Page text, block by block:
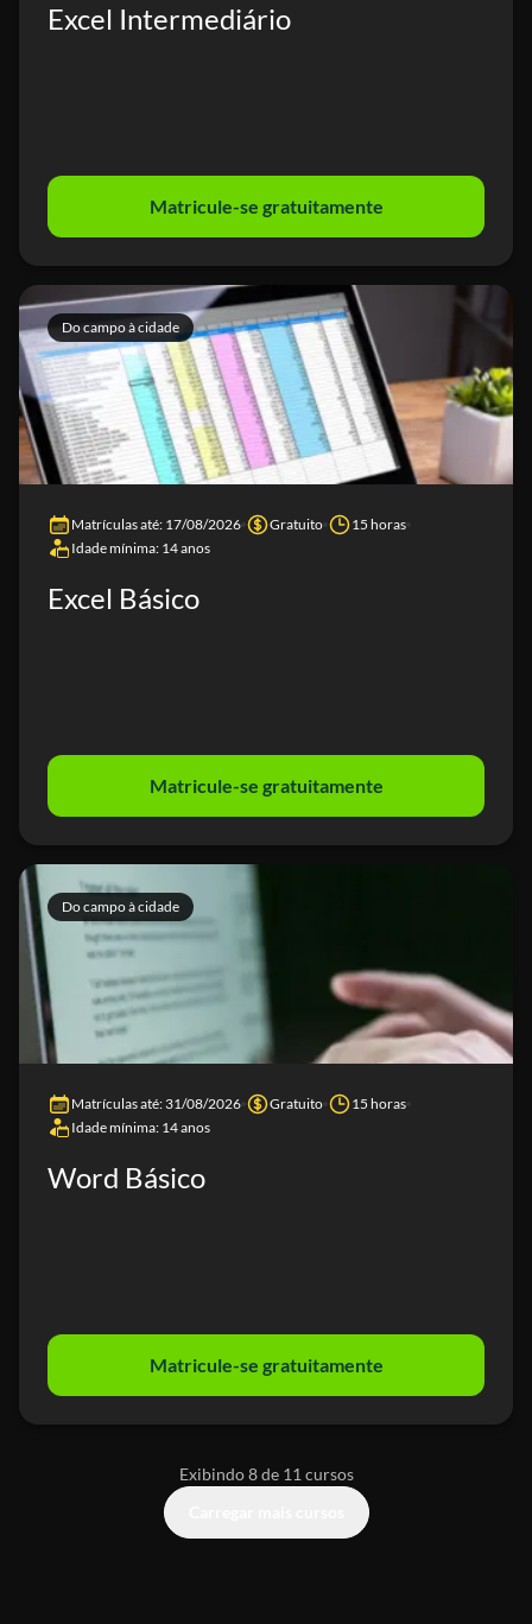
Excel Intermediário
Matricule-se gratuitamente
Do campo à cidade
Matrículas até: 17/08/2026 Gratuito
15 horas
Idade mínima: 14 anos
Excel Básico
Matricule-se gratuitamente
Do campo à cidade
Matrículas até: 31/08/2026 Gratuito
15 horas
Idade mínima: 14 anos
Word Básico
Matricule-se gratuitamente
Exibindo 8 de 11 cursos